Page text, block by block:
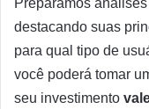
Preparamos
destacando suas
para qual tipo de
você poderá tomar
seu investimento